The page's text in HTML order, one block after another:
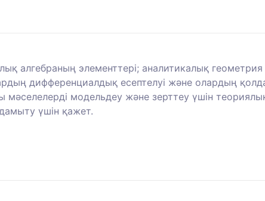
алгебраның элементтері; аналитикалық
дифференциалдық есептелуі және олардың
модельдеу және зерттеу үшін
үшін қажет.